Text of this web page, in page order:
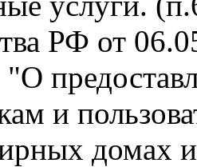
РФ от
и